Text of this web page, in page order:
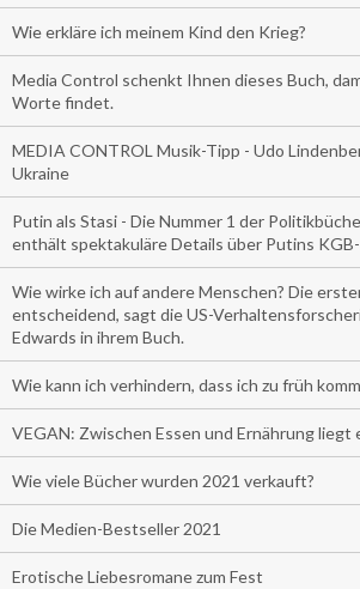
Wie erkläre ich meinem Kind den Krieg?
Media Control schenkt Ihnen dieses Buch,
Worte findet.
MEDIA CONTROL Musik-Tipp - Udo
Ukraine
Putin als Stasi - Die Nummer 1 der
enthält spektakuläre Details über Putins
Wie wirke ich auf andere Menschen? Die
entscheidend, sagt die US-
Edwards in ihrem Buch.
Wie kann ich verhindern, dass ich zu früh
VEGAN: Zwischen Essen und Ernährung liegt
Wie viele Bücher wurden 2021 verkauft?
Die Medien-Bestseller 2021
Erotische Liebesromane zum Fest